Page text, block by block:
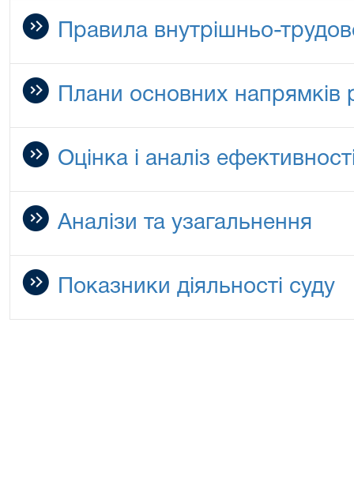
Правила внутрішньо-
Плани основних напрямків
Оцінка і аналіз
Аналізи та узагальнення
Показники діяльності суду